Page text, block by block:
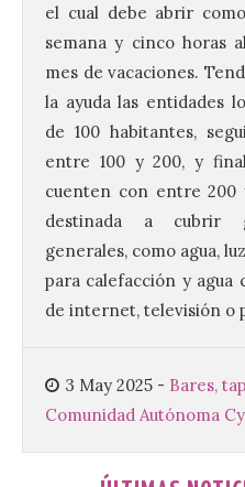
el cual debe abrir
semana y cinco horas
mes de vacaciones.
la ayuda las entidades
de 100 habitantes,
entre 100 y 200, y
cuenten con entre 200
destinada a cubrir
generales, como agua,
para calefacción y agua
de internet, televisión o
3 May 2025 - Bares,
Comunidad Autónoma
La 69FIDMA ha
este domingo una
edición del Día de
Astorga.
10 Ago 2026
El
Gerardo
el
Aller han
acto institucional
del Día de León.
Cámara de Comercio de
CIUDEN acoge un
gran proyecto
que conecta la obra